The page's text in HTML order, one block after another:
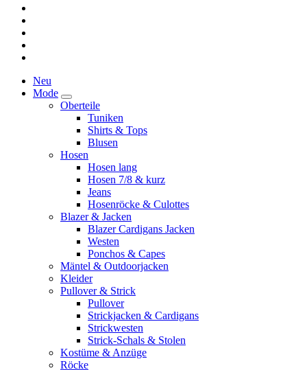
Neu
Mode
Oberteile
Tuniken
Shirts & Tops
Blusen
Hosen
Hosen lang
Hosen 7/8 & kurz
Jeans
Hosenröcke & Culottes
Blazer & Jacken
Blazer Cardigans Jacken
Westen
Ponchos & Capes
Mäntel & Outdoorjacken
Kleider
Pullover & Strick
Pullover
Strickjacken & Cardigans
Strickwesten
Strick-Schals & Stolen
Kostüme & Anzüge
Röcke